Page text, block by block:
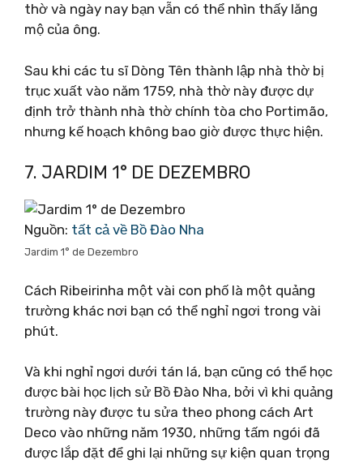
thờ và ngày nay bạn vẫn có thể nhìn thấy lăng
mộ của ông.
Sau khi các tu sĩ Dòng Tên thành lập nhà thờ bị
trục xuất vào năm 1759, nhà thờ này được dự
định trở thành nhà thờ chính tòa cho Portimão,
nhưng kế hoạch không bao giờ được thực hiện.
7. JARDIM 1° DE DEZEMBRO
Nguồn: tất cả về Bồ Đào Nha
Jardim 1° de Dezembro
Cách Ribeirinha một vài con phố là một quảng
trường khác nơi bạn có thể nghỉ ngơi trong vài
phút.
Và khi nghỉ ngơi dưới tán lá, bạn cũng có thể học
được bài học lịch sử Bồ Đào Nha, bởi vì khi quảng
trường này được tu sửa theo phong cách Art
Deco vào những năm 1930, những tấm ngói đã
được lắp đặt để ghi lại những sự kiện quan trọng